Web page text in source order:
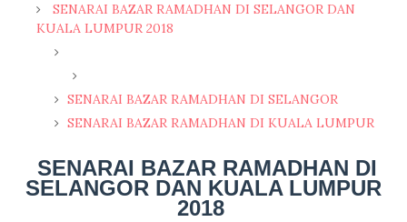
SENARAI BAZAR RAMADHAN DI SELANGOR DAN
KUALA LUMPUR 2018
SENARAI BAZAR RAMADHAN DI SELANGOR
SENARAI BAZAR RAMADHAN DI KUALA LUMPUR
SENARAI BAZAR RAMADHAN DI
SELANGOR DAN KUALA LUMPUR
2018